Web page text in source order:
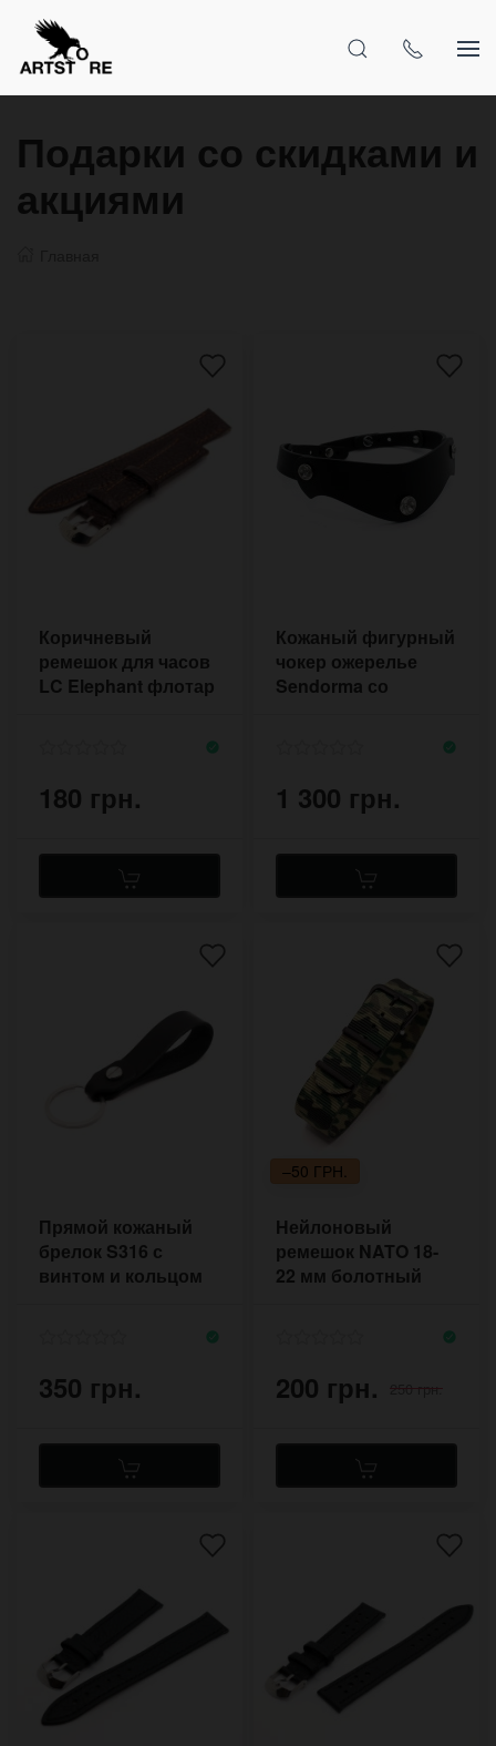
Подарки со скидками и
акциями
Коричневый
ремешок для часов
LC Elephant флотар
180 грн.
Кожаный фигурный
чокер ожерелье
Sendorma со
1 300 грн.
Прямой кожаный
брелок S316 с
винтом и кольцом
350 грн.
–50 ГРН.
Нейлоновый
ремешок NATO 18-
22 мм болотный
200 грн. 250 грн.